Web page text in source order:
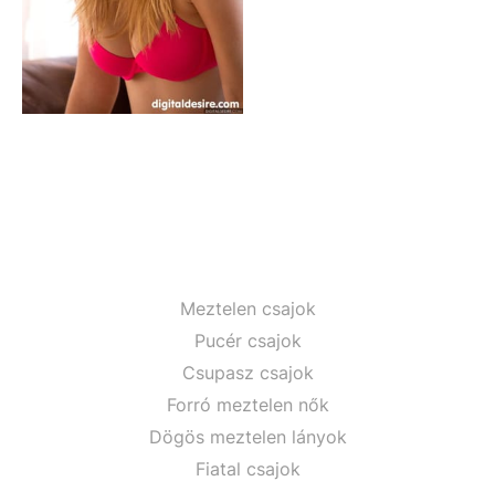
Meztelen csajok
Pucér csajok
Csupasz csajok
Forró meztelen nők
Dögös meztelen lányok
Fiatal csajok